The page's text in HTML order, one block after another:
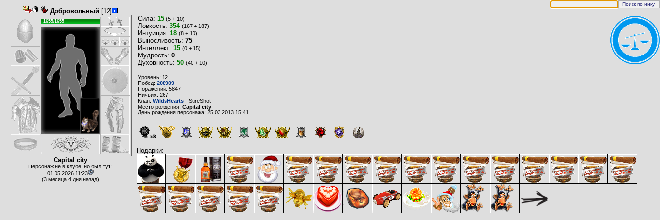
Добровольный [12]
1655/1655
Capital city
Персонаж не в клубе, но был тут:
01.05.2026 11:23
(3 месяца 4 дня назад)
Сила: 15 (5 + 10)
Ловкость: 354 (167 + 187)
Интуиция: 18 (8 + 10)
Выносливость: 75
Интеллект: 15 (0 + 15)
Мудрость: 0
Духовность: 50 (40 + 10)
Уровень: 12
Побед: 208909
Поражений: 5847
Ничьих: 267
Клан: WildsHearts - SureShot
Место рождения: Capital city
День рождения персонажа: 25.03.2013 15:41
x8
Подарки: